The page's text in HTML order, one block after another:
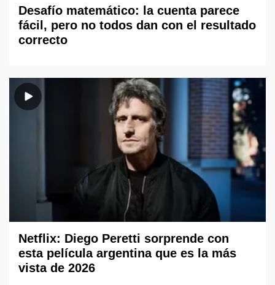
Desafío matemático: la cuenta parece
fácil, pero no todos dan con el resultado
correcto
Netflix: Diego Peretti sorprende con
esta película argentina que es la más
vista de 2026